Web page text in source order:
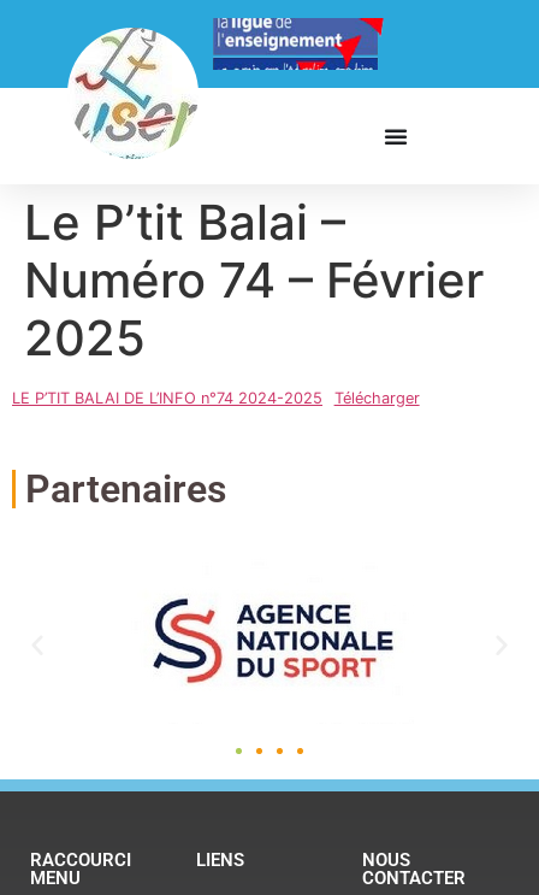
Le P’tit Balai –
Numéro 74 – Février
2025
LE P’TIT BALAI DE L’INFO n°74 2024-2025 Télécharger
Partenaires
RACCOURCI
MENU
LIENS
NOUS
CONTACTER